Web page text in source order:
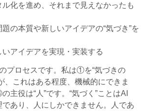
化を進め、それまで見えなかったも
の本質や新しいアイデアの“気づき”を
アイデアを実現・実装する
プロセスです。私は①を“気づきの
、これはある程度、機械的にできま
役は“人”です。“気づく”ことはAI
であり、人にしかできません。人であ